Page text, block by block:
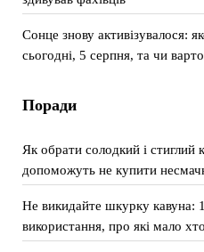
Сонце знову активізувалося:
сьогодні, 5 серпня, та чи
Поради
Як обрати солодкий і стиглий
допоможуть не купити
Не викидайте шкурку кавуна:
використання, про які мало